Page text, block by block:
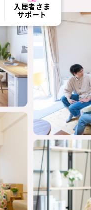
入居者さま
サポート